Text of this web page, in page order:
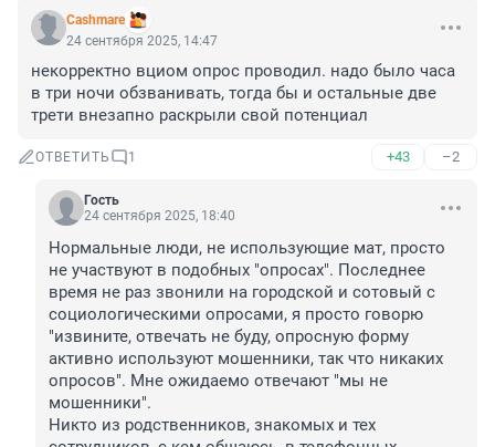
Cashmare
24 сентября 2025, 14:47
некорректно вциом опрос проводил. надо было часа
в три ночи обзванивать, тогда бы и остальные две
трети внезапно раскрыли свой потенциал
ОТВЕТИТЬ 1 +43 –2
Гость
24 сентября 2025, 18:40
Нормальные люди, не использующие мат, просто
не участвуют в подобных "опросах". Последнее
время не раз звонили на городской и сотовый с
социологическими опросами, я просто говорю
"извините, отвечать не буду, опросную форму
активно используют мошенники, так что никаких
опросов". Мне ожидаемо отвечают "мы не
мошенники".
Никто из родственников, знакомых и тех